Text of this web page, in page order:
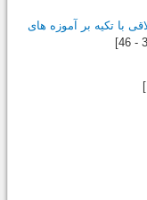
با تکیه بر آموزه های